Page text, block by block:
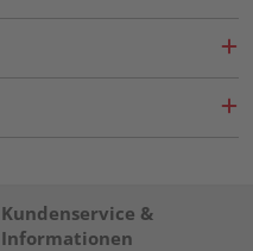
Kundenservice &
Informationen